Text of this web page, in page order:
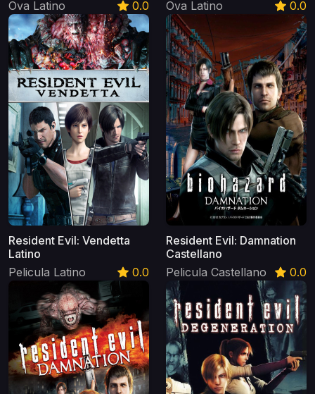
Ova Latino
0.0
Ova Latino
0.0
Resident Evil: Vendetta
Latino
Pelicula Latino
0.0
Resident Evil: Damnation
Castellano
Pelicula Castellano
0.0